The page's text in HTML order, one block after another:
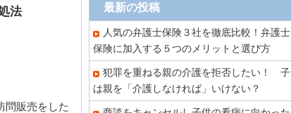
法
問販売をした
最新の投稿
人気の弁護士保険３社を徹底比較！弁護士
保険に加入する５つのメリットと選び方
犯罪を重ねる親の介護を拒否したい！ 子
は親を「介護しなければ」いけない？